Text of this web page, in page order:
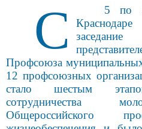
С
5 по
заседание
представител
Профсоюза
12 профсоюзных
стало шестым
сотрудничества
Общероссийского